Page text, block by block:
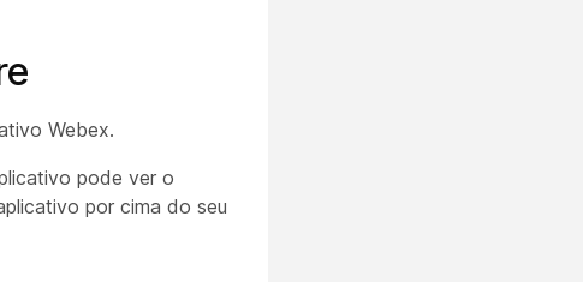
Webex.
pode ver o
por cima do seu